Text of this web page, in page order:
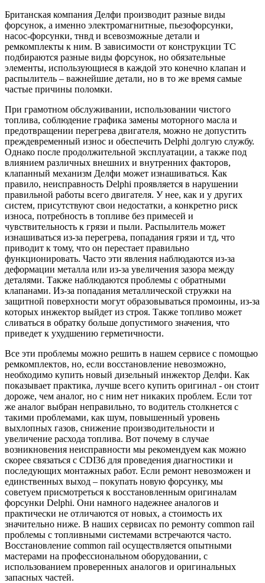
Британская компания Делфи производит разные виды
форсунок, а именно электромагнитные, пьезофорсунки,
насос-форсунки, тнвд и всевозможные детали и
ремкомплекты к ним. В зависимости от конструкции ТС
подбираются разные виды форсунок, но обязательные
элементы, использующиеся в каждой это конечно клапан и
распылитель – важнейшие детали, но в то же время самые
частые причины поломки.
При грамотном обслуживании, использовании чистого
топлива, соблюдение графика замены моторного масла и
предотвращении перегрева двигателя, можно не допустить
преждевременный износ и обеспечить Delphi долгую службу.
Однако после продолжительной эксплуатации, а также под
влиянием различных внешних и внутренних факторов,
клапанный механизм Делфи может изнашиваться. Как
правило, неисправность Delphi проявляется в нарушении
правильной работы всего двигателя. У нее, как и у других
систем, присутствуют свои недостатки, а конкретно риск
износа, потребность в топливе без примесей и
чувствительность к грязи и пыли. Распылитель может
изнашиваться из-за перегрева, попадания грязи и тд, что
приводит к тому, что он перестает правильно
функционировать. Часто эти явления наблюдаются из-за
деформации металла или из-за увеличения зазора между
деталями. Также наблюдаются проблемы с обратными
клапанами. Из-за попадания металлической стружки на
защитной поверхности могут образовываться промоины, из-за
которых инжектор выйдет из строя. Также топливо может
сливаться в обратку больше допустимого значения, что
приведет к ухудшению герметичности.
Все эти проблемы можно решить в нашем сервисе с помощью
ремкомплектов, но, если восстановление невозможно,
необходимо купить новый дизельный инжектор Делфи. Как
показывает практика, лучше всего купить оригинал - он стоит
дороже, чем аналог, но с ним нет никаких проблем. Если тот
же аналог выбран неправильно, то водитель столкнется с
такими проблемами, как шум, повышенный уровень
выхлопных газов, снижение производительности и
увеличение расхода топлива. Вот почему в случае
возникновения неисправности мы рекомендуем как можно
скорее связаться с CDI36 для проведения диагностики и
последующих монтажных работ. Если ремонт невозможен и
единственных выход – покупать новую форсунку, мы
советуем присмотреться к восстановленным оригиналам
форсунки Delphi. Они намного надежнее аналогов и
практически не отличаются от новых, а стоимость их
значительно ниже. В наших сервисах по ремонту common rail
проблемы с топливными системами встречаются часто.
Восстановление common rail осуществляется опытными
мастерами на профессиональном оборудовании, с
использованием проверенных аналогов и оригинальных
запасных частей.